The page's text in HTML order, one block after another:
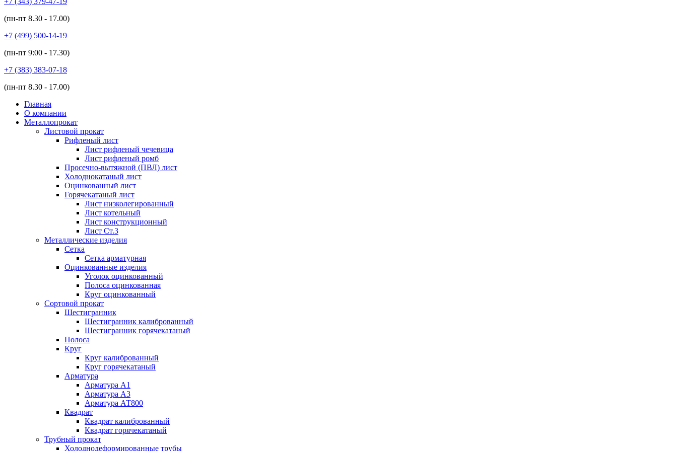
(пн-пт 8.30 - 17.00)
+7 (499) 500-14-19
(пн-пт 9:00 - 17.30)
+7 (383) 383-07-18
(пн-пт 8.30 - 17.00)
Главная
О компании
Металлопрокат
Листовой прокат
Рифленый лист
Лист рифленый чечевица
Лист рифленый ромб
Просечно-вытяжной (ПВЛ) лист
Холоднокатаный лист
Оцинкованный лист
Горячекатаный лист
Лист низколегированный
Лист котельный
Лист конструкционный
Лист Ст.3
Металлические изделия
Сетка
Сетка арматурная
Оцинкованные изделия
Уголок оцинкованный
Полоса оцинкованная
Круг оцинкованный
Сортовой прокат
Шестигранник
Шестигранник калиброванный
Шестигранник горячекатаный
Полоса
Круг
Круг калиброванный
Круг горячекатаный
Арматура
Арматура А1
Арматура А3
Арматура АТ800
Квадрат
Квадрат калиброванный
Квадрат горячекатаный
Трубный прокат
Холоднодеформированные трубы